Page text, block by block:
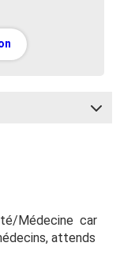
Médecine car
attends